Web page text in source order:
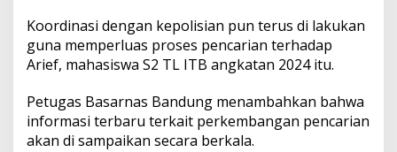
Koordinasi dengan kepolisian pun terus di lakukan
guna memperluas proses pencarian terhadap
Arief, mahasiswa S2 TL ITB angkatan 2024 itu.
Petugas Basarnas Bandung menambahkan bahwa
informasi terbaru terkait perkembangan pencarian
akan di sampaikan secara berkala.